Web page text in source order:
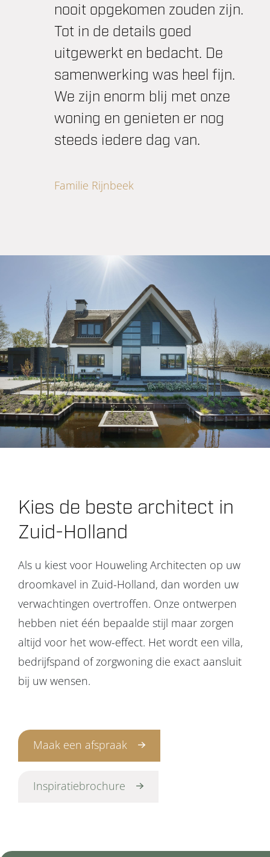
nooit opgekomen zouden zijn.
Tot in de details goed
uitgewerkt en bedacht. De
samenwerking was heel fijn.
We zijn enorm blij met onze
woning en genieten er nog
steeds iedere dag van.
Familie Rijnbeek
Kies de beste architect in
Zuid-Holland
Als u kiest voor Houweling Architecten op uw
droomkavel in Zuid-Holland, dan worden uw
verwachtingen overtroffen. Onze ontwerpen
hebben niet één bepaalde stijl maar zorgen
altijd voor het wow-effect. Het wordt een villa,
bedrijfspand of zorgwoning die exact aansluit
bij uw wensen.
Maak een afspraak
Inspiratiebrochure